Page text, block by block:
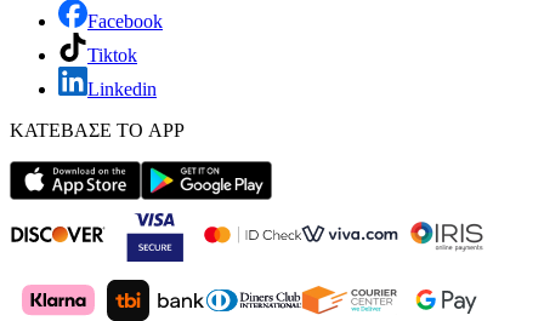
Facebook
Tiktok
Linkedin
ΚΑΤΕΒΑΣΕ ΤΟ APP